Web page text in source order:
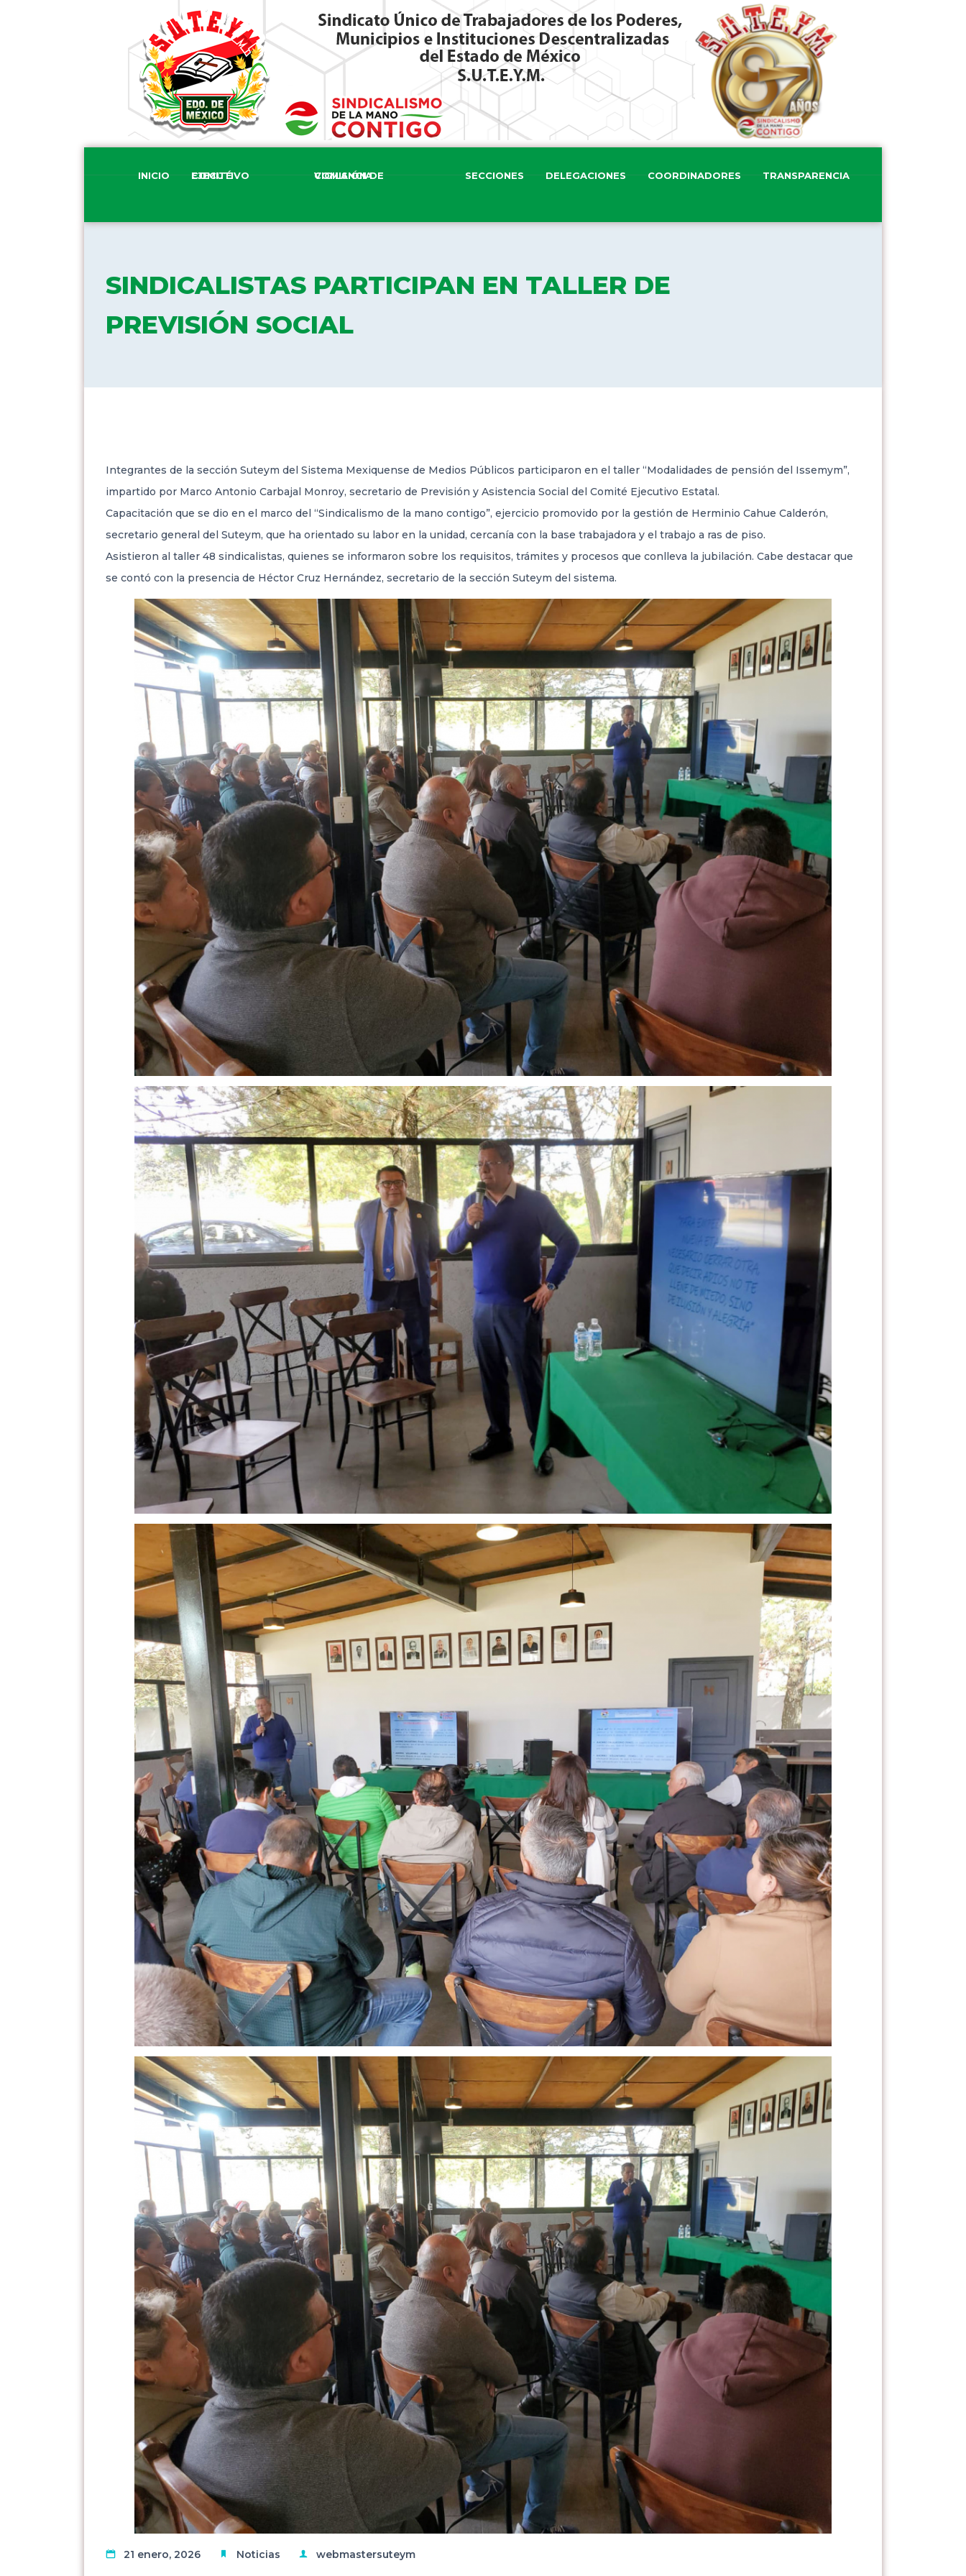
INICIO COMITÉ EJECUTIVO COMISIÓN DE VIGILANCIA SECCIONES DELEGACIONES COORDINADORES TRANSPARENCIA
SINDICALISTAS PARTICIPAN EN TALLER DE
PREVISIÓN SOCIAL
Integrantes de la sección Suteym del Sistema Mexiquense de Medios Públicos participaron en el taller “Modalidades de pensión del Issemym”,
impartido por Marco Antonio Carbajal Monroy, secretario de Previsión y Asistencia Social del Comité Ejecutivo Estatal.
Capacitación que se dio en el marco del “Sindicalismo de la mano contigo”, ejercicio promovido por la gestión de Herminio Cahue Calderón,
secretario general del Suteym, que ha orientado su labor en la unidad, cercanía con la base trabajadora y el trabajo a ras de piso.
Asistieron al taller 48 sindicalistas, quienes se informaron sobre los requisitos, trámites y procesos que conlleva la jubilación. Cabe destacar que
se contó con la presencia de Héctor Cruz Hernández, secretario de la sección Suteym del sistema.
21 enero, 2026 Noticias webmastersuteym